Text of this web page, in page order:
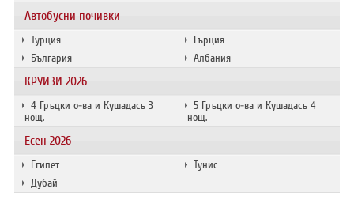
Автобусни почивки
Турция
Гърция
България
Албания
КРУИЗИ 2026
4 Гръцки о-ва и Кушадасъ 3
нощ.
5 Гръцки о-ва и Кушадасъ 4
нощ.
Есен 2026
Египет
Тунис
Дубай